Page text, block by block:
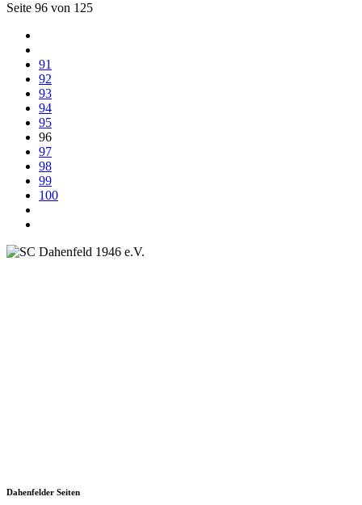
Seite 96 von 125
91
92
93
94
95
96
97
98
99
100
Dahenfelder Seiten